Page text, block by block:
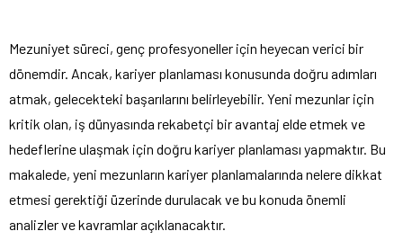
Mezuniyet süreci, genç profesyoneller için heyecan verici bir
dönemdir. Ancak, kariyer planlaması konusunda doğru adımları
atmak, gelecekteki başarılarını belirleyebilir. Yeni mezunlar için
kritik olan, iş dünyasında rekabetçi bir avantaj elde etmek ve
hedeflerine ulaşmak için doğru kariyer planlaması yapmaktır. Bu
makalede, yeni mezunların kariyer planlamalarında nelere dikkat
etmesi gerektiği üzerinde durulacak ve bu konuda önemli
analizler ve kavramlar açıklanacaktır.